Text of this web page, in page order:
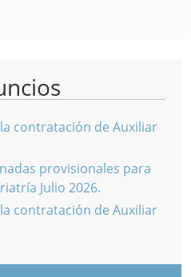
contratación de Auxiliar
provisionales para
Julio 2026.
contratación de Auxiliar